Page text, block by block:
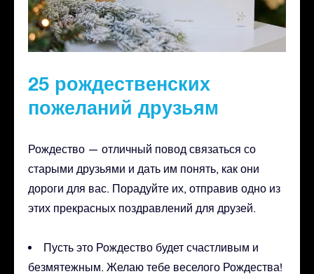
25 рождественских
пожеланий друзьям
Рождество — отличный повод связаться со
старыми друзьями и дать им понять, как они
дороги для вас. Порадуйте их, отправив одно из
этих прекрасных поздравлений для друзей.
Пусть это Рождество будет счастливым и
безмятежным. Желаю тебе веселого Рождества!